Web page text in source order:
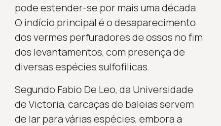
pode estender-se por mais uma década.
O indício principal é o desaparecimento
dos vermes perfuradores de ossos no fim
dos levantamentos, com presença de
diversas espécies sulfofílicas.
Segundo Fabio De Leo, da Universidade
de Victoria, carcaças de baleias servem
de lar para várias espécies, embora a